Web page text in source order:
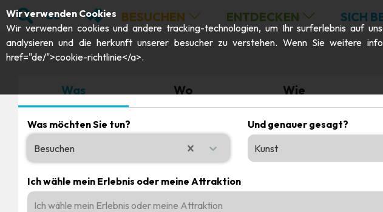
SUCHEN
DE MEINE FAVORITEN
BESUCHEN ENTDECKEN SICH
Was Wo Wie
Was möchten Sie tun?
0 results available. Select is focused , press Down to open the menu,
Besuchen
Und genauer gesagt?
Kunst
Ich wähle mein Erlebnis oder meine Attraktion
Ich wähle mein Erlebnis oder meine Attraktion
Wir verwenden Cookies
Wir verwenden cookies und andere tracking-technologien, um Ihr surferlebnis auf
analysieren und die herkunft unserer besucher zu verstehen. Wenn Sie weitere
href="de/">cookie-richtlinie</a>.